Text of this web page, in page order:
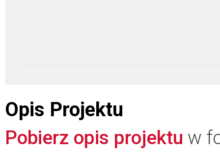
Opis Projektu
Pobierz opis projektu w